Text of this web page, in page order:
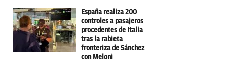
España realiza 200
controles a pasajeros
procedentes de Italia
tras la rabieta
fronteriza de Sánchez
con Meloni